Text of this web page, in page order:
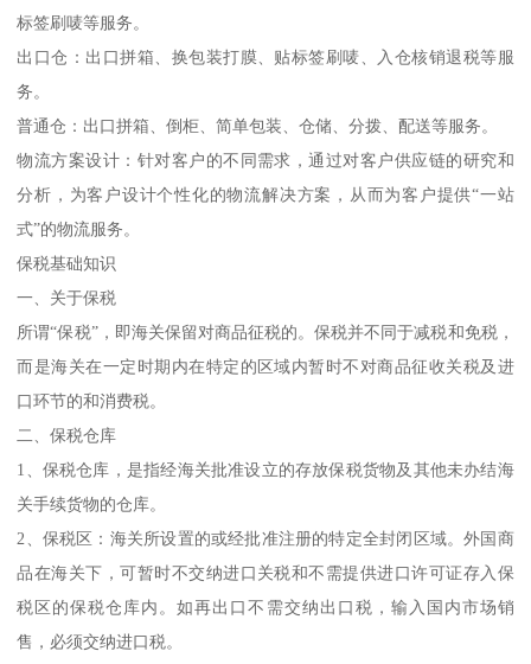
标签刷唛等服务。
出口仓：出口拼箱、换包装打膜、贴标签刷唛、入仓核销退税等服
务。
普通仓：出口拼箱、倒柜、简单包装、仓储、分拨、配送等服务。
物流方案设计：针对客户的不同需求，通过对客户供应链的研究和
分析，为客户设计个性化的物流解决方案，从而为客户提供“一站
式”的物流服务。
保税基础知识
一、关于保税
所谓“保税”，即海关保留对商品征税的。保税并不同于减税和免税，
而是海关在一定时期内在特定的区域内暂时不对商品征收关税及进
口环节的和消费税。
二、保税仓库
1、保税仓库，是指经海关批准设立的存放保税货物及其他未办结海
关手续货物的仓库。
2、保税区：海关所设置的或经批准注册的特定全封闭区域。外国商
品在海关下，可暂时不交纳进口关税和不需提供进口许可证存入保
税区的保税仓库内。如再出口不需交纳出口税，输入国内市场销
售，必须交纳进口税。